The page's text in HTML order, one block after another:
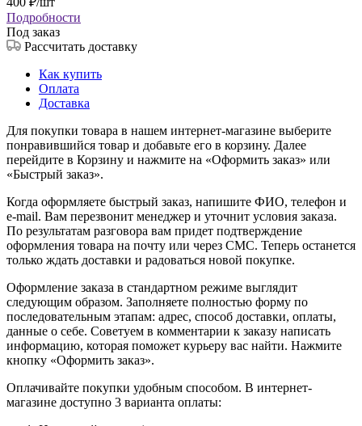
Подробности
Под заказ
Рассчитать доставку
Как купить
Оплата
Доставка
Для покупки товара в нашем интернет-магазине выберите
понравившийся товар и добавьте его в корзину. Далее
перейдите в Корзину и нажмите на «Оформить заказ» или
«Быстрый заказ».
Когда оформляете быстрый заказ, напишите ФИО, телефон и
e-mail. Вам перезвонит менеджер и уточнит условия заказа.
По результатам разговора вам придет подтверждение
оформления товара на почту или через СМС. Теперь останется
только ждать доставки и радоваться новой покупке.
Оформление заказа в стандартном режиме выглядит
следующим образом. Заполняете полностью форму по
последовательным этапам: адрес, способ доставки, оплаты,
данные о себе. Советуем в комментарии к заказу написать
информацию, которая поможет курьеру вас найти. Нажмите
кнопку «Оформить заказ».
Оплачивайте покупки удобным способом. В интернет-
магазине доступно 3 варианта оплаты: